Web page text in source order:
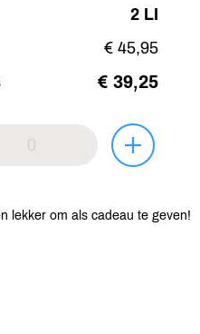
2 LI
€ 45,95
€ 39,25
lekker om als cadeau te geven!